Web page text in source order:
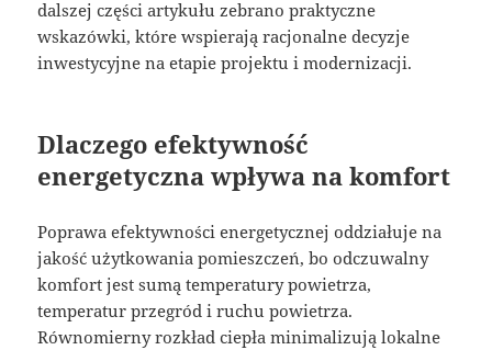
dalszej części artykułu zebrano praktyczne
wskazówki, które wspierają racjonalne decyzje
inwestycyjne na etapie projektu i modernizacji.
Dlaczego efektywność
energetyczna wpływa na komfort
Poprawa efektywności energetycznej oddziałuje na
jakość użytkowania pomieszczeń, bo odczuwalny
komfort jest sumą temperatury powietrza,
temperatur przegród i ruchu powietrza.
Równomierny rozkład ciepła minimalizują lokalne